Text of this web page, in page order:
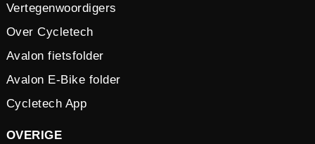
Vertegenwoordigers
Over Cycletech
Avalon fietsfolder
Avalon E-Bike folder
Cycletech App
OVERIGE